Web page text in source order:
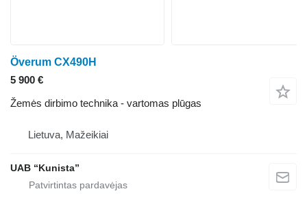
Överum CX490H
5 900 €
Žemės dirbimo technika - vartomas plūgas
Lietuva, Mažeikiai
UAB “Kunista”